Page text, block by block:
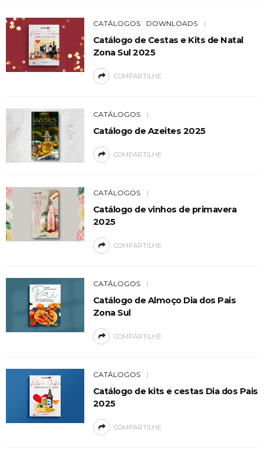
CATÁLOGOS DOWNLOADS
Catálogo de Cestas e Kits de Natal
Zona Sul 2025
COMPARTILHE
CATÁLOGOS
Catálogo de Azeites 2025
COMPARTILHE
CATÁLOGOS
Catálogo de vinhos de primavera
2025
COMPARTILHE
CATÁLOGOS
Catálogo de Almoço Dia dos Pais
Zona Sul
COMPARTILHE
CATÁLOGOS
Catálogo de kits e cestas Dia dos Pais
2025
COMPARTILHE